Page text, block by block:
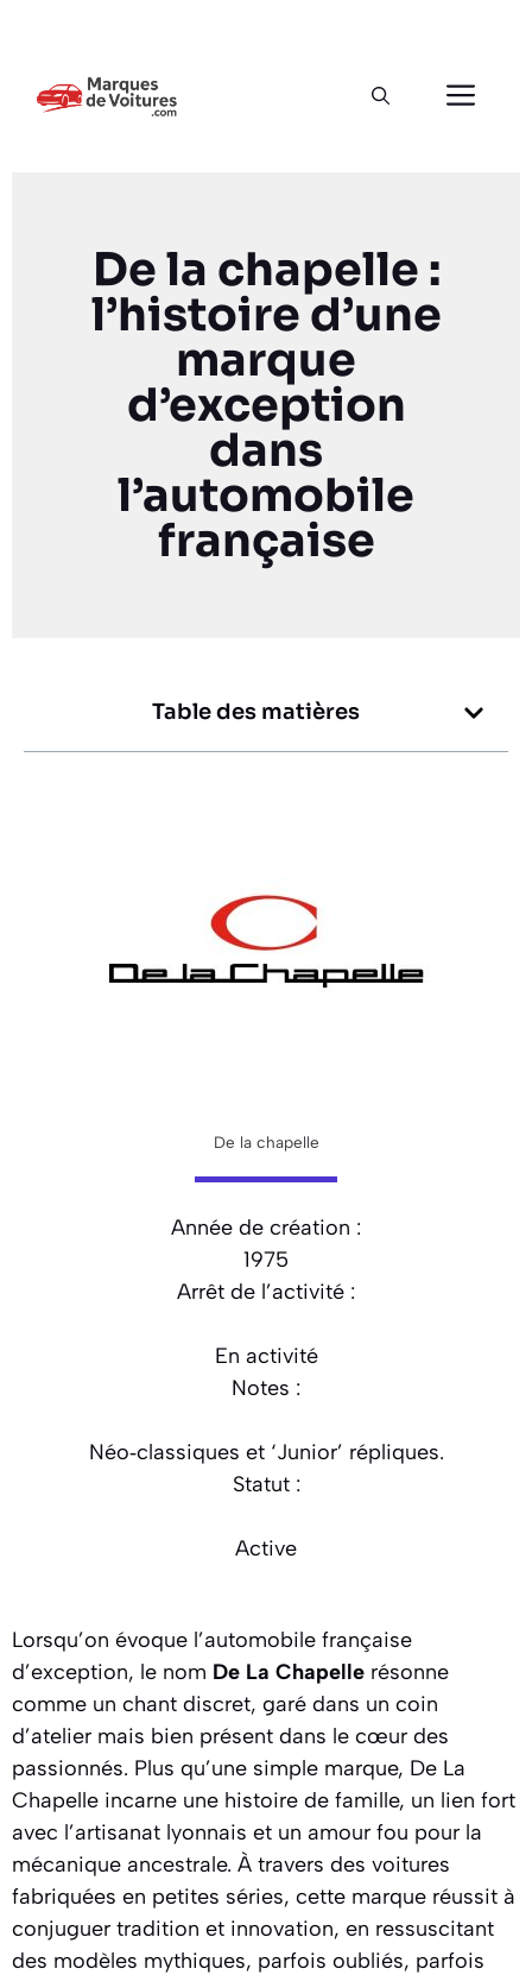
De la chapelle :
l’histoire d’une
marque
d’exception
dans
l’automobile
française
Table des matières
De la chapelle
Année de création :
1975
Arrêt de l’activité :
En activité
Notes :
Néo‑classiques et ‘Junior’ répliques.
Statut :
Active
Lorsqu’on évoque l’automobile française
d’exception, le nom De La Chapelle résonne
comme un chant discret, garé dans un coin
d’atelier mais bien présent dans le cœur des
passionnés. Plus qu’une simple marque, De La
Chapelle incarne une histoire de famille, un lien fort
avec l’artisanat lyonnais et un amour fou pour la
mécanique ancestrale. À travers des voitures
fabriquées en petites séries, cette marque réussit à
conjuguer tradition et innovation, en ressuscitant
des modèles mythiques, parfois oubliés, parfois